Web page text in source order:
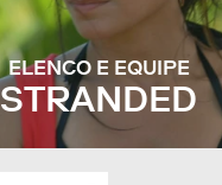
STRANDED
ELENCO E EQUIPE